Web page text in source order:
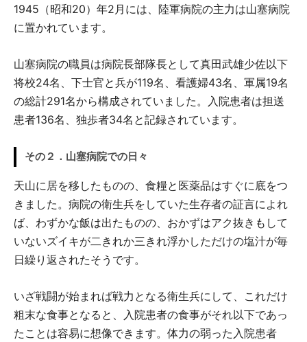
1945（昭和20）年2月には、陸軍病院の主力は山塞病院
に置かれています。
山塞病院の職員は病院長部隊長として真田武雄少佐以下
将校24名、下士官と兵が119名、看護婦43名、軍属19名
の総計291名から構成されていました。入院患者は担送
患者136名、独歩者34名と記録されています。
その２．山塞病院での日々
天山に居を移したものの、食糧と医薬品はすぐに底をつ
きました。病院の衛生兵をしていた生存者の証言によれ
ば、わずかな飯は出たものの、おかずはアク抜きもして
いないズイキが二きれか三きれ浮かしただけの塩汁が毎
日繰り返されたそうです。
いざ戦闘が始まれば戦力となる衛生兵にして、これだけ
粗末な食事となると、入院患者の食事がそれ以下であっ
たことは容易に想像できます。体力の弱った入院患者